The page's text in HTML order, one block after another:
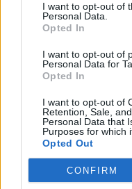
I want to opt-out of
Personal Data.
Opted In
I want to opt-out of
Personal Data for
Opted In
I want to opt-out of
Retention, Sale,
Personal Data that
Purposes for which
Opted Out
CONFIRM
TwitterMessenger
Wersja do druku
EPISKOPAT
PROGRAM